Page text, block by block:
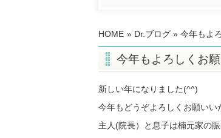
HOME » Dr.ブログ » 今年もよ
今年もよろしくお
新しい年になりました(^^)
今年もどうぞよろしくお願いい
主人(院長）と息子は楠元家の